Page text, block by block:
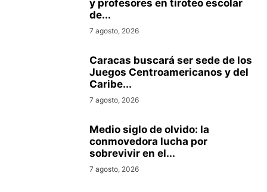
y profesores en tiroteo escolar
de...
7 agosto, 2026
Caracas buscará ser sede de los
Juegos Centroamericanos y del
Caribe...
7 agosto, 2026
Medio siglo de olvido: la
conmovedora lucha por
sobrevivir en el...
7 agosto, 2026